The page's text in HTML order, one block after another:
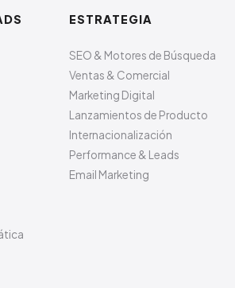
ESTRATEGIA
SEO & Motores de Búsqueda
Ventas & Comercial
Marketing Digital
Lanzamientos de Producto
Internacionalización
Performance & Leads
Email Marketing